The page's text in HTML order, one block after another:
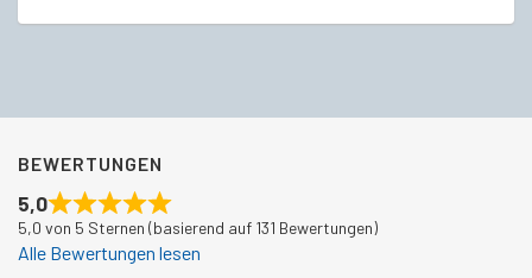
BEWERTUNGEN
5,0
5,0 von 5 Sternen (basierend auf 131 Bewertungen)
Alle Bewertungen lesen